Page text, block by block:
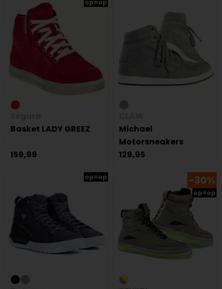
op=op
Basket LADY GREEZ
159,99
Michael
Motorsneakers
129,95
op=op -30%
op=op